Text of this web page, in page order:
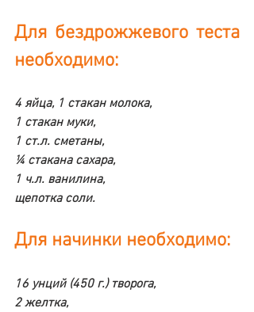
Для бездрожжевого теста
необходимо:
4 яйца, 1 стакан молока,
1 стакан муки,
1 ст.л. сметаны,
¼ стакана сахара,
1 ч.л. ванилина,
щепотка соли.
Для начинки необходимо:
16 унций (450 г.) творога,
2 желтка,